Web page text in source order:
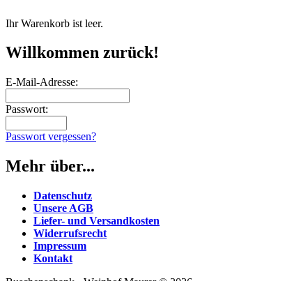
Ihr Warenkorb ist leer.
Willkommen zurück!
E-Mail-Adresse:
Passwort:
Passwort vergessen?
Mehr über...
Datenschutz
Unsere AGB
Liefer- und Versandkosten
Widerrufsrecht
Impressum
Kontakt